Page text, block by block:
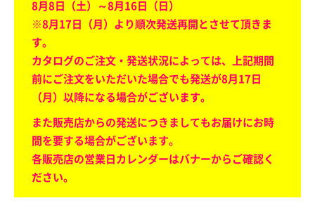
8月8日（土）～8月16日（日）
※8月17日（月）より順次発送再開とさせて頂きま
す。
カタログのご注文・発送状況によっては、上記期間
前にご注文をいただいた場合でも発送が8月17日
（月）以降になる場合がございます。
また販売店からの発送につきましてもお届けにお時
間を要する場合がございます。
各販売店の営業日カレンダーはバナーからご確認く
ださい。